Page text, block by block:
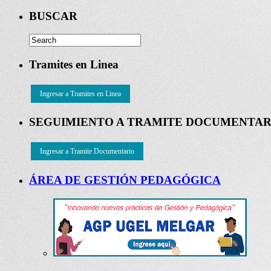
BUSCAR
Tramites en Linea
Ingresar a Tramites en Linea
SEGUIMIENTO A TRAMITE
Ingresar a Tramite Documentario
ÁREA DE GESTIÓN PEDAGÓGICA